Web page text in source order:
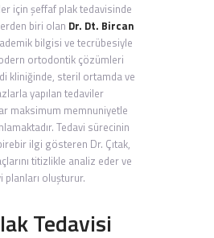
için şeffaf plak tedavisinde
biri olan Dr. Dt. Bircan
bilgisi ve tecrübesiyle
ortodontik çözümleri
kliniğinde, steril ortamda ve
yapılan tedaviler
maksimum memnuniyetle
Tedavi sürecinin
ilgi gösteren Dr. Çıtak,
titizlikle analiz eder ve
oluşturur.
Tedavisi